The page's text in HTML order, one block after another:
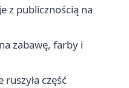
z publicznością na
zabawę, farby i
ruszyła część